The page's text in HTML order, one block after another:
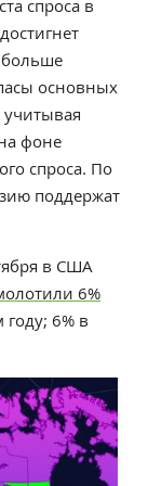
спроса в
больше
основных
учитывая
фоне
спроса. По
поддержат
в США
6%
6% в